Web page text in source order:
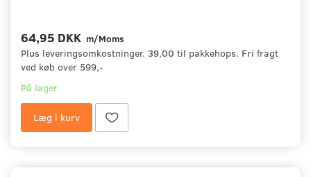
64,95 DKK m/Moms
Plus leveringsomkostninger. 39,00 til pakkehops. Fri fragt
ved køb over 599,-
På lager
Læg i kurv